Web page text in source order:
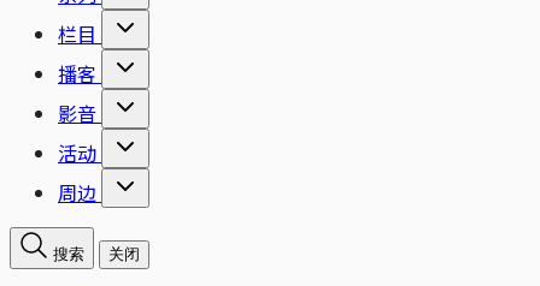
栏目
播客
影音
活动
周边
搜索 关闭